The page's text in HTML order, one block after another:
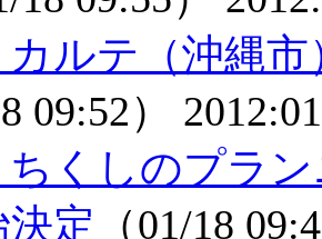
カルテ（沖縄
09:52）
ちくしのプラ
定 （01/18